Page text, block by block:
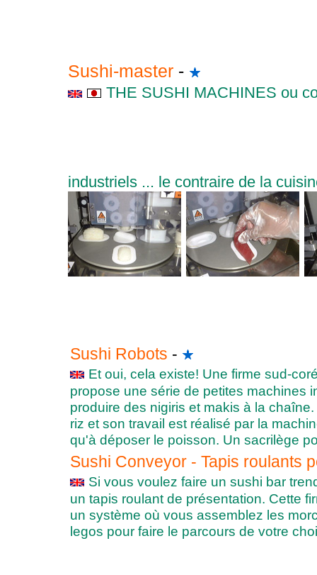
Sushi-master -
THE SUSHI MACHINES ou
industriels ... le contraire de la
Sushi Robots -
Et oui, cela existe! Une firme sud-
propose une série de petites machines
produire des nigiris et makis à la
riz et son travail est réalisé par la
qu'à déposer le poisson. Un sacrilège
Sushi Conveyor - Tapis roulants
Si vous voulez faire un sushi bar
un tapis roulant de présentation. Cette
un système où vous assemblez les
legos pour faire le parcours de votre